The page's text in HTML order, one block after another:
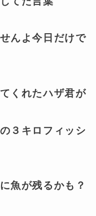
んよ今日だけで
くれたハザ君が
３キロフィッシ
魚が残るかも？